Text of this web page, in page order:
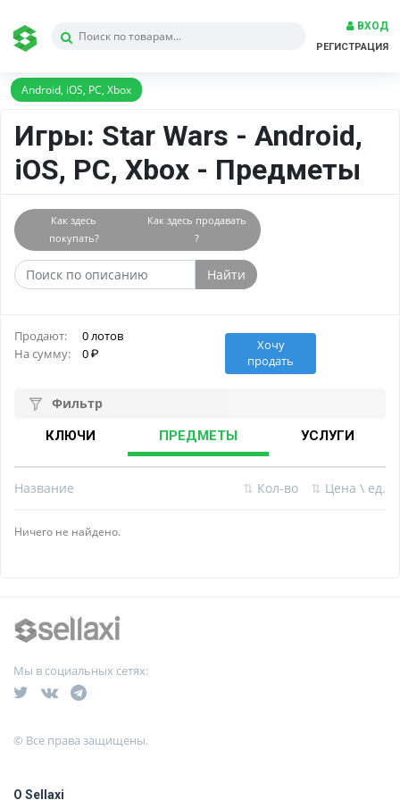
ВХОД
РЕГИСТРАЦИЯ
Android, iOS, PC, Xbox
Игры: Star Wars - Android,
iOS, PC, Xbox - Предметы
Как здесь
покупать?
Как здесь продавать
?
Найти
Продают:
0 лотов
На сумму:
0
Хочу
продать
Фильтр
КЛЮЧИ ПРЕДМЕТЫ УСЛУГИ
Название ⇅ Кол-во ⇅ Цена \ ед.
Ничего не найдено.
Мы в социальных сетях:
© Все права защищены.
О Sellaxi